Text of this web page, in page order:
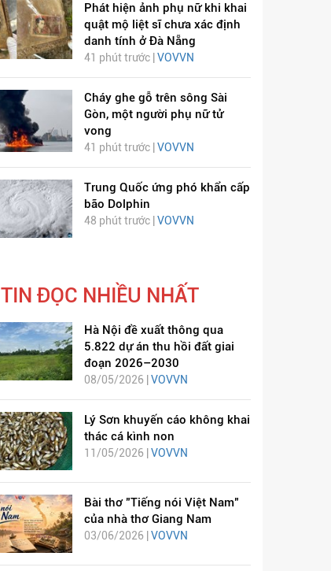
Phát hiện ảnh phụ nữ khi khai
quật mộ liệt sĩ chưa xác định
danh tính ở Đà Nẵng
41 phút trước | VOVVN
Cháy ghe gỗ trên sông Sài
Gòn, một người phụ nữ tử
vong
41 phút trước | VOVVN
Trung Quốc ứng phó khẩn cấp
bão Dolphin
48 phút trước | VOVVN
TIN ĐỌC NHIỀU NHẤT
Hà Nội đề xuất thông qua
5.822 dự án thu hồi đất giai
đoạn 2026–2030
08/05/2026 | VOVVN
Lý Sơn khuyến cáo không khai
thác cá kình non
11/05/2026 | VOVVN
Bài thơ "Tiếng nói Việt Nam"
của nhà thơ Giang Nam
03/06/2026 | VOVVN